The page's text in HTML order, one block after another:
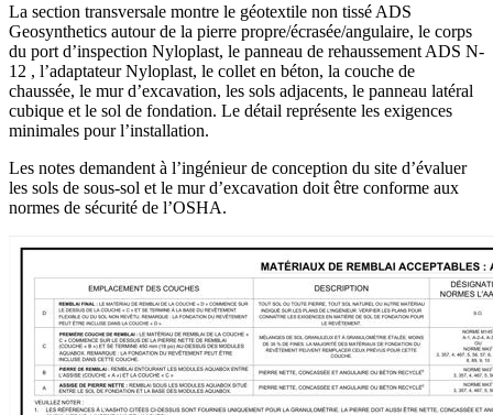
La section transversale montre le géotextile non tissé ADS
Geosynthetics autour de la pierre propre/écrasée/angulaire, le corps
du port d’inspection Nyloplast, le panneau de rehaussement ADS N-
12 , l’adaptateur Nyloplast, le collet en béton, la couche de
chaussée, le mur d’excavation, les sols adjacents, le panneau latéral
cubique et le sol de fondation. Le détail représente les exigences
minimales pour l’installation.
Les notes demandent à l’ingénieur de conception du site d’évaluer
les sols de sous-sol et le mur d’excavation doit être conforme aux
normes de sécurité de l’OSHA.